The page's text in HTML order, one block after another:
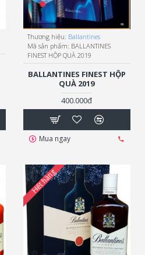
Thương hiệu: Ballantines
Mã sản phẩm: BALLANTINES
FINEST HỘP QUÀ 2019
BALLANTINES FINEST HỘP
QUÀ 2019
400.000đ
Mua ngay
Hết hàng